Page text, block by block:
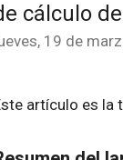
cálculo
19 de
artículo es la